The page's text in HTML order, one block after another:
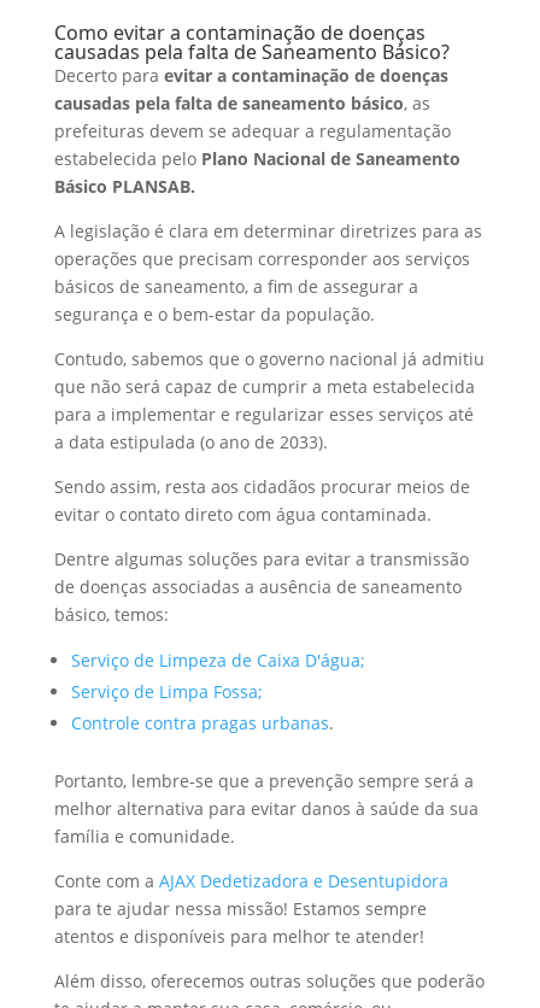
Como evitar a contaminação de doenças
causadas pela falta de Saneamento Básico?
Decerto para evitar a contaminação de doenças
causadas pela falta de saneamento básico, as
prefeituras devem se adequar a regulamentação
estabelecida pelo Plano Nacional de Saneamento
Básico PLANSAB.
A legislação é clara em determinar diretrizes para as
operações que precisam corresponder aos serviços
básicos de saneamento, a fim de assegurar a
segurança e o bem-estar da população.
Contudo, sabemos que o governo nacional já admitiu
que não será capaz de cumprir a meta estabelecida
para a implementar e regularizar esses serviços até
a data estipulada (o ano de 2033).
Sendo assim, resta aos cidadãos procurar meios de
evitar o contato direto com água contaminada.
Dentre algumas soluções para evitar a transmissão
de doenças associadas a ausência de saneamento
básico, temos:
Serviço de Limpeza de Caixa D'água;
Serviço de Limpa Fossa;
Controle contra pragas urbanas.
Portanto, lembre-se que a prevenção sempre será a
melhor alternativa para evitar danos à saúde da sua
família e comunidade.
Conte com a AJAX Dedetizadora e Desentupidora
para te ajudar nessa missão! Estamos sempre
atentos e disponíveis para melhor te atender!
Além disso, oferecemos outras soluções que poderão